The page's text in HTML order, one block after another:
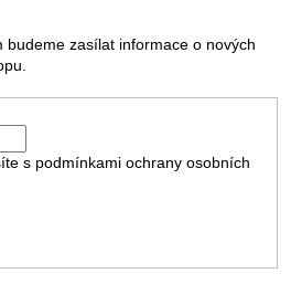
budeme zasílat informace o nových
s podmínkami ochrany osobních